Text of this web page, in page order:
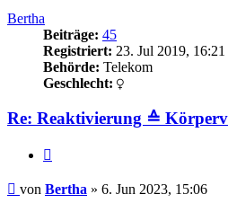
Bertha
Beiträge: 45
Registriert: 23. Jul 2019, 16:21
Behörde: Telekom
Geschlecht:
Re: Reaktivierung ≙
Beitrag
von Bertha » 6. Jun 2023, 15:06